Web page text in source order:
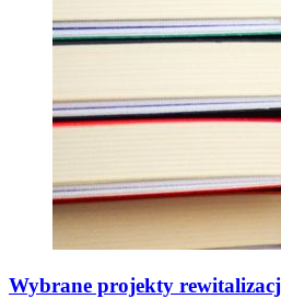
Wybrane projekty